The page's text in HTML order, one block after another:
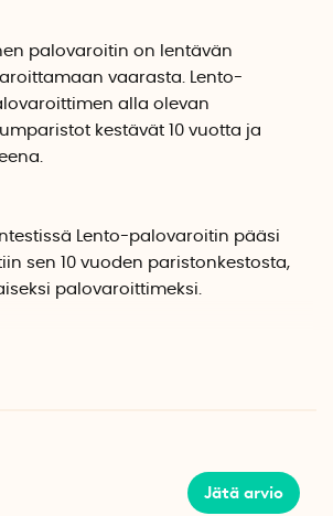
palovaroitin on lentävän
vaarasta. Lento-
alla olevan
kestävät 10 vuotta ja
Lento-palovaroitin pääsi
sen 10 vuoden paristonkestosta,
palovaroittimeksi.
Jätä arvio